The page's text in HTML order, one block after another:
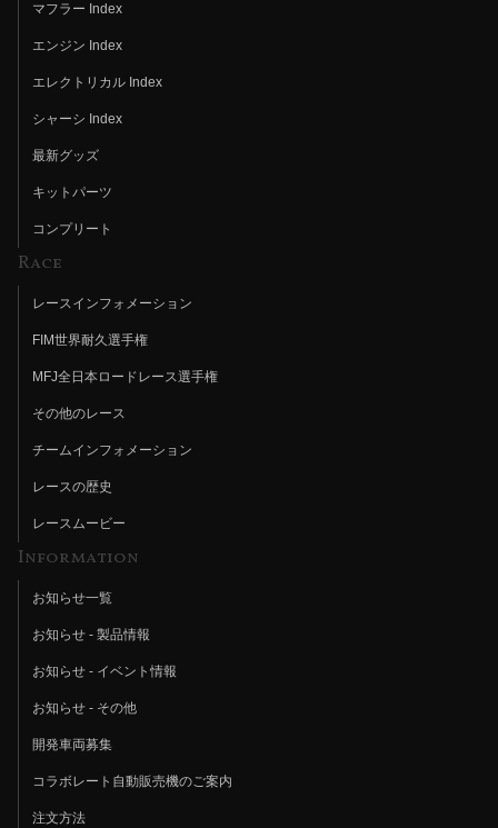
マフラー Index
エンジン Index
エレクトリカル Index
シャーシ Index
最新グッズ
キットパーツ
コンプリート
Race
レースインフォメーション
FIM世界耐久選手権
MFJ全日本ロードレース選手権
その他のレース
チームインフォメーション
レースの歴史
レースムービー
Information
お知らせ一覧
お知らせ - 製品情報
お知らせ - イベント情報
お知らせ - その他
開発車両募集
コラボレート自動販売機のご案内
注文方法